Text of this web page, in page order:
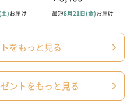
をもっと見る
ントをもっと見る